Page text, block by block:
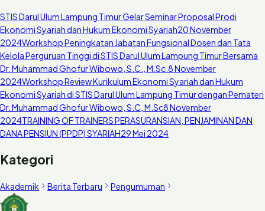
STIS Darul Ulum Lampung Timur Gelar Seminar Proposal Prodi
Ekonomi Syariah dan Hukum Ekonomi Syariah20 November
2024Workshop Peningkatan Jabatan Fungsional Dosen dan Tata
Kelola Perguruan Tinggi di STIS Darul Ulum Lampung Timur Bersama
Dr. Muhammad Ghofur Wibowo, S.C., M.Sc. 8 November
2024Workshop Review Kurikulum Ekonomi Syariah dan Hukum
Ekonomi Syariah di STIS Darul Ulum Lampung Timur dengan Pemateri
Dr. Muhammad Ghofur Wibowo, S.C, M.Sc8 November
2024TRAINING OF TRAINERS PERASURANSIAN, PENJAMINAN DAN
DANA PENSIUN (PPDP) SYARIAH29 Mei 2024
Kategori
Akademik Berita Terbaru Pengumuman